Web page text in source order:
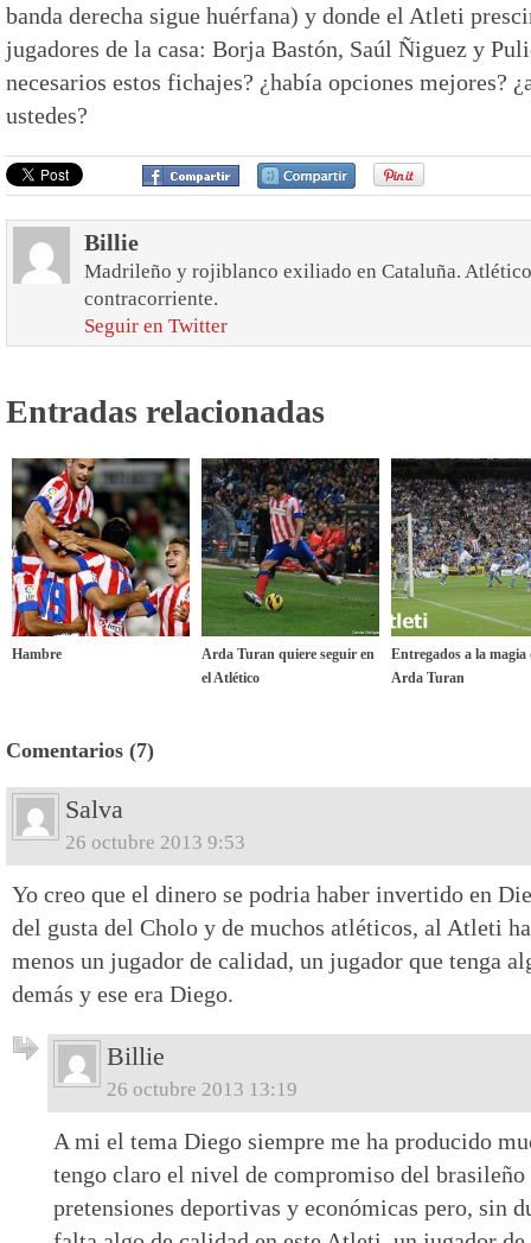
banda derecha sigue huérfana) y donde el Atleti
jugadores de la casa: Borja Bastón, Saúl Ñiguez y
necesarios estos fichajes? ¿había opciones mejores?
ustedes?
Billie
Madrileño y rojiblanco exiliado en Cataluña.
contracorriente.
Seguir en Twitter
Entradas relacionadas
Hambre
Arda Turan quiere seguir en
el Atlético
Entregados a la magia
Arda Turan
Comentarios (7)
Salva
26 octubre 2013 9:53
Yo creo que el dinero se podria haber invertido en
del gusta del Cholo y de muchos atléticos, al Atleti
menos un jugador de calidad, un jugador que tenga
demás y ese era Diego.
Billie
26 octubre 2013 13:19
A mi el tema Diego siempre me ha producido
tengo claro el nivel de compromiso del brasileño
pretensiones deportivas y económicas pero, sin